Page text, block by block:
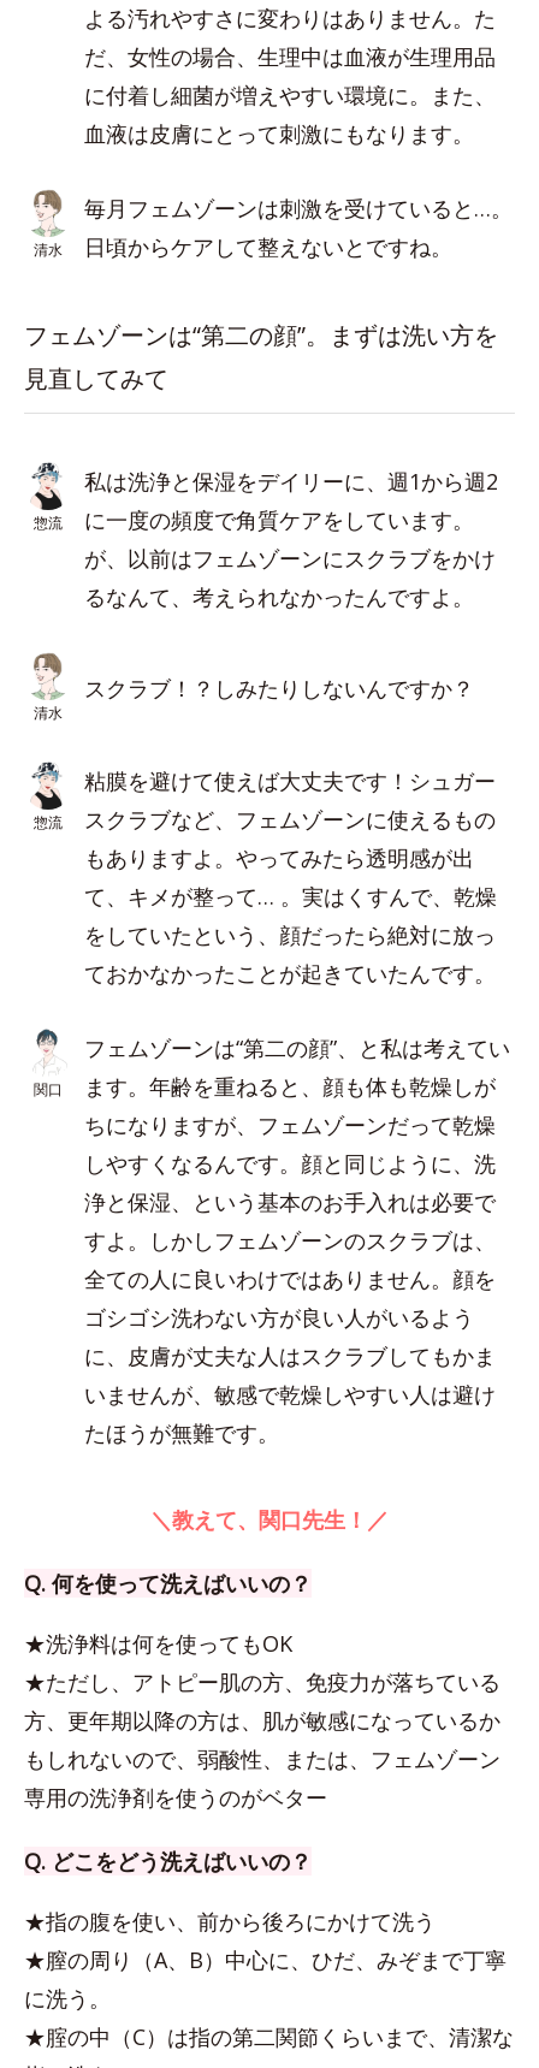
よる汚れやすさに変わりはありません。た
だ、女性の場合、生理中は血液が生理用品
に付着し細菌が増えやすい環境に。また、
血液は皮膚にとって刺激にもなります。
清水
毎月フェムゾーンは刺激を受けていると…。
日頃からケアして整えないとですね。
フェムゾーンは“第二の顔”。まずは洗い方を
見直してみて
惣流
私は洗浄と保湿をデイリーに、週1から週2
に一度の頻度で角質ケアをしています。
が、以前はフェムゾーンにスクラブをかけ
るなんて、考えられなかったんですよ。
清水
スクラブ！？しみたりしないんですか？
惣流
粘膜を避けて使えば大丈夫です！シュガー
スクラブなど、フェムゾーンに使えるもの
もありますよ。やってみたら透明感が出
て、キメが整って… 。実はくすんで、乾燥
をしていたという、顔だったら絶対に放っ
ておかなかったことが起きていたんです。
関口
フェムゾーンは“第二の顔”、と私は考えてい
ます。年齢を重ねると、顔も体も乾燥しが
ちになりますが、フェムゾーンだって乾燥
しやすくなるんです。顔と同じように、洗
浄と保湿、という基本のお手入れは必要で
すよ。しかしフェムゾーンのスクラブは、
全ての人に良いわけではありません。顔を
ゴシゴシ洗わない方が良い人がいるよう
に、皮膚が丈夫な人はスクラブしてもかま
いませんが、敏感で乾燥しやすい人は避け
たほうが無難です。
＼教えて、関口先生！／
Q. 何を使って洗えばいいの？
★洗浄料は何を使ってもOK
★ただし、アトピー肌の方、免疫力が落ちている
方、更年期以降の方は、肌が敏感になっているか
もしれないので、弱酸性、または、フェムゾーン
専用の洗浄剤を使うのがベター
Q. どこをどう洗えばいいの？
★指の腹を使い、前から後ろにかけて洗う
★膣の周り（A、B）中心に、ひだ、みぞまで丁寧
に洗う。
★腟の中（C）は指の第二関節くらいまで、清潔な